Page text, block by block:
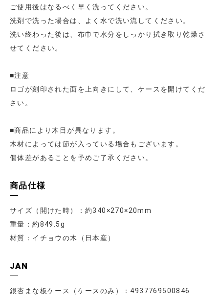
ご使用後はなるべく早く洗ってください。
洗剤で洗った場合は、よく水で洗い流してください。
洗い終わった後は、布巾で水分をしっかり拭き取り乾燥さ
せてください。
■注意
ロゴが刻印された面を上向きにして、ケースを開けてくだ
さい。
■商品により木目が異なります。
木材によっては節が入っている場合もございます。
個体差があることを予めご了承ください。
商品仕様
サイズ（開けた時）：約340×270×20mm
重量：約849.5g
材質：イチョウの木（日本産）
JAN
銀杏まな板ケース（ケースのみ）：4937769500846